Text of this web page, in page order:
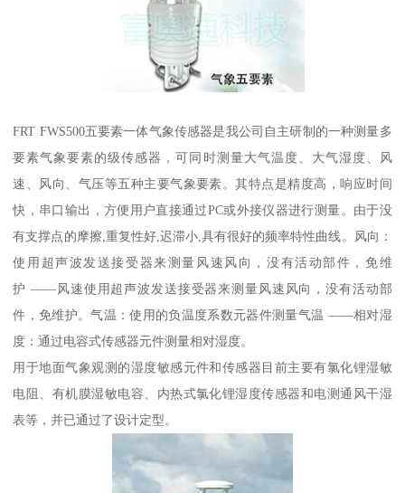
FRT FWS500五要素一体气象传感器是我公司自主研制的一种测量多
要素气象要素的级传感器，可同时测量大气温度、大气湿度、风
速、风向、气压等五种主要气象要素。其特点是精度高，响应时间
快，串口输出，方便用户直接通过PC或外接仪器进行测量。由于没
有支撑点的摩擦,重复性好,迟滞小,具有很好的频率特性曲线。风向：
使用超声波发送接受器来测量风速风向，没有活动部件，免维
护 ——风速使用超声波发送接受器来测量风速风向，没有活动部
件，免维护。气温：使用的负温度系数元器件测量气温 ——相对湿
度：通过电容式传感器元件测量相对湿度。
用于地面气象观测的湿度敏感元件和传感器目前主要有氯化锂湿敏
电阻、有机膜湿敏电容、内热式氯化锂湿度传感器和电测通风干湿
表等，并已通过了设计定型。